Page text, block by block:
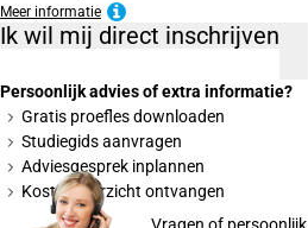
Meer informatie
Ik wil mij direct inschrijven
Persoonlijk advies of extra informatie?
Gratis proefles downloaden
Studiegids aanvragen
Adviesgesprek inplannen
Kostenoverzicht ontvangen